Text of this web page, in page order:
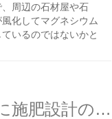
周辺の石材屋や石
化してマグネシウム
いるのではないかと
徳島のネギの栽培者向けに施肥設計の話をしました